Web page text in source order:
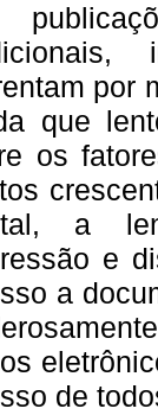
por
que
os
a
e
a
de